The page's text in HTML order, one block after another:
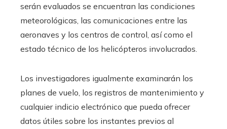
serán evaluados se encuentran las condiciones
meteorológicas, las comunicaciones entre las
aeronaves y los centros de control, así como el
estado técnico de los helicópteros involucrados.
Los investigadores igualmente examinarán los
planes de vuelo, los registros de mantenimiento y
cualquier indicio electrónico que pueda ofrecer
datos útiles sobre los instantes previos al